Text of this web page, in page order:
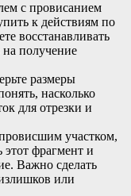
с провисанием
к действиям по
восстанавливать
получение
размеры
насколько
для отрезки и
участком,
фрагмент и
Важно сделать
или